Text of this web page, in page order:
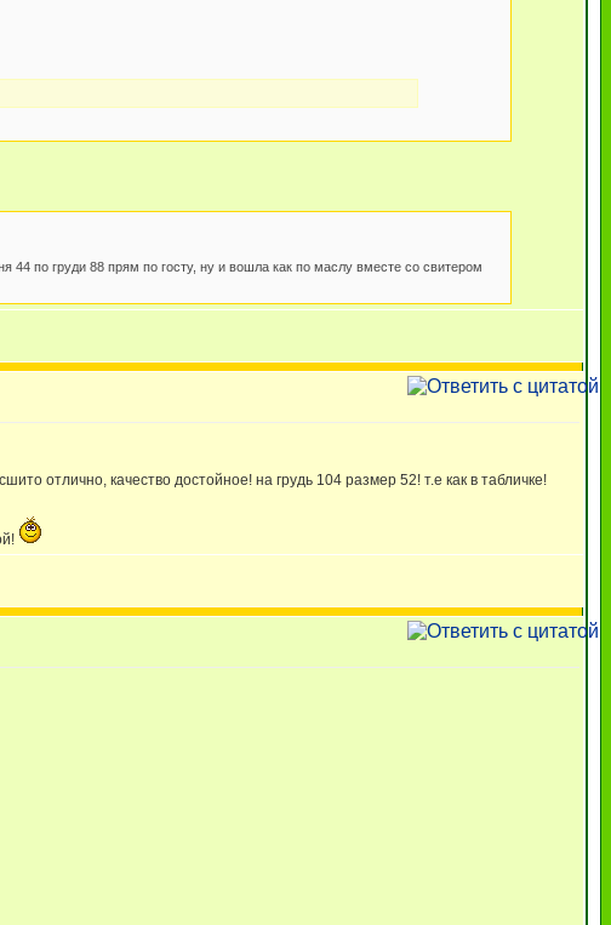
44 по груди 88 прям по госту, ну и вошла как по маслу вместе со свитером
отлично, качество достойное! на грудь 104 размер 52! т.е как в табличке!